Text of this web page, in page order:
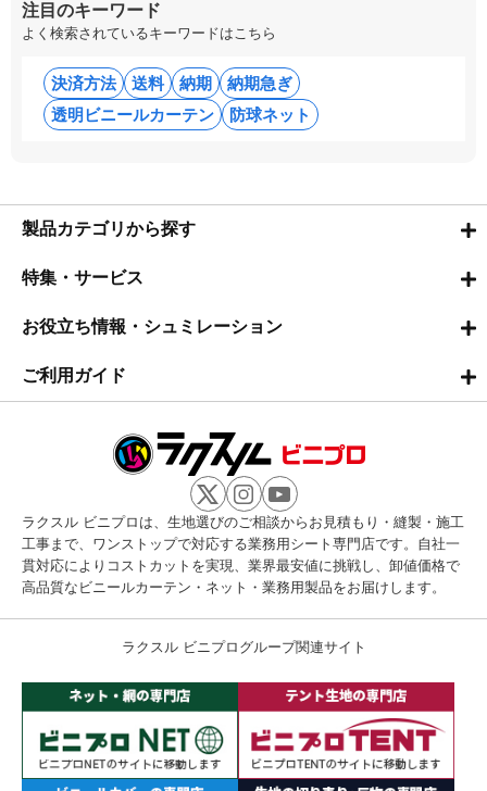
注目のキーワード
よく検索されているキーワードはこちら
決済方法 送料 納期
納期急ぎ
透明ビニールカーテン
防球ネット
製品カテゴリから探す
特集・サービス
お役立ち情報・シュミレーション
ご利用ガイド
ラクスル ビニプロは、生地選びのご相談からお見積もり・縫製・施工
工事まで、ワンストップで対応する業務用シート専門店です。自社一
貫対応によりコストカットを実現、業界最安値に挑戦し、卸値価格で
高品質なビニールカーテン・ネット・業務用製品をお届けします。
ラクスル ビニプログループ関連サイト